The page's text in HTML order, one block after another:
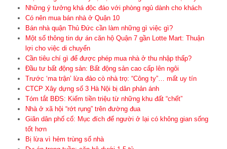
Những ý tưởng khá độc đáo với phòng ngủ dành cho khách
Có nên mua bán nhà ở Quận 10
Bán nhà quận Thủ Đức cần làm những gì việc gì?
Một số thông tin dự án căn hộ Quận 7 gần Lotte Mart: Thuận
lợi cho việc di chuyển
Cần tiêu chí gì để được phép mua nhà ở thu nhập thấp?
Đầu tư bất động sản: Bất động sản cao cấp lên ngôi
Trước ‘ma trận’ lừa đảo cò nhà trọ: “Công ty”… mất uy tín
CTCP Xây dựng số 3 Hà Nội bị dân phản ánh
Tóm tắt BĐS: Kiếm tiền triệu từ những khu đất “chết”
Nhà ở xã hội “rớt rụng” trên đường đua
Giãn dân phố cổ: Mục đích để người ở lại có không gian sống
tốt hơn
Bị lừa vì hẻm trùng số nhà